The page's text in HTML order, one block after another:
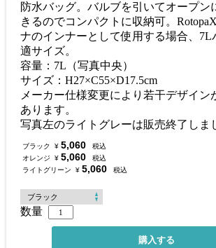
防水バッグ。バルブを引いてオープン
きるのでコンパクトに収納可。
ナのインナーとして使用する場合、7L
適サイズ。
容量：7L（写真中央）
サイズ：H27×C55×D17.5cm
メーカー仕様変更により若干デザイン
あります。
写真左のライトグレーは販売終了しま
ブラック ¥ 5,060
税込
オレンジ
¥ 5,060
税込
ライトグリーン
¥ 5,060 税込
数量